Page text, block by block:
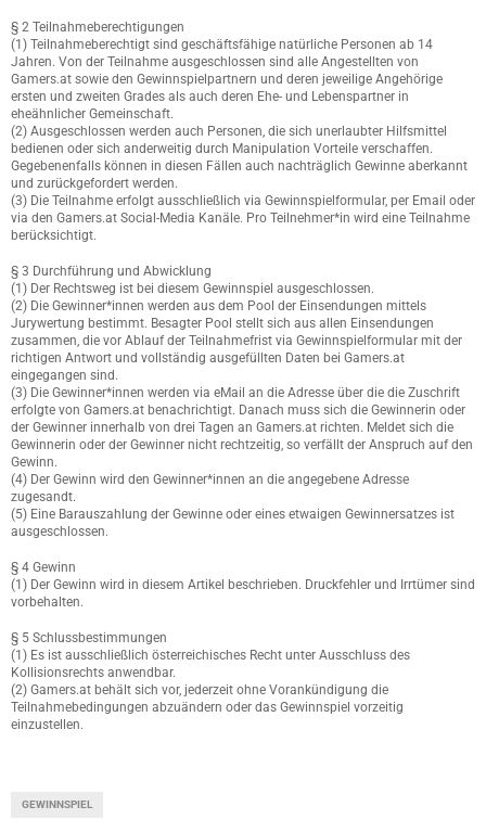
§ 2 Teilnahmeberechtigungen
(1) Teilnahmeberechtigt sind geschäftsfähige natürliche Personen ab 14
Jahren. Von der Teilnahme ausgeschlossen sind alle Angestellten von
Gamers.at sowie den Gewinnspielpartnern und deren jeweilige Angehörige
ersten und zweiten Grades als auch deren Ehe- und Lebenspartner in
eheähnlicher Gemeinschaft.
(2) Ausgeschlossen werden auch Personen, die sich unerlaubter Hilfsmittel
bedienen oder sich anderweitig durch Manipulation Vorteile verschaffen.
Gegebenenfalls können in diesen Fällen auch nachträglich Gewinne aberkannt
und zurückgefordert werden.
(3) Die Teilnahme erfolgt ausschließlich via Gewinnspielformular, per Email oder
via den Gamers.at Social-Media Kanäle. Pro Teilnehmer*in wird eine Teilnahme
berücksichtigt.
§ 3 Durchführung und Abwicklung
(1) Der Rechtsweg ist bei diesem Gewinnspiel ausgeschlossen.
(2) Die Gewinner*innen werden aus dem Pool der Einsendungen mittels
Jurywertung bestimmt. Besagter Pool stellt sich aus allen Einsendungen
zusammen, die vor Ablauf der Teilnahmefrist via Gewinnspielformular mit der
richtigen Antwort und vollständig ausgefüllten Daten bei Gamers.at
eingegangen sind.
(3) Die Gewinner*innen werden via eMail an die Adresse über die die Zuschrift
erfolgte von Gamers.at benachrichtigt. Danach muss sich die Gewinnerin oder
der Gewinner innerhalb von drei Tagen an Gamers.at richten. Meldet sich die
Gewinnerin oder der Gewinner nicht rechtzeitig, so verfällt der Anspruch auf den
Gewinn.
(4) Der Gewinn wird den Gewinner*innen an die angegebene Adresse
zugesandt.
(5) Eine Barauszahlung der Gewinne oder eines etwaigen Gewinnersatzes ist
ausgeschlossen.
§ 4 Gewinn
(1) Der Gewinn wird in diesem Artikel beschrieben. Druckfehler und Irrtümer sind
vorbehalten.
§ 5 Schlussbestimmungen
(1) Es ist ausschließlich österreichisches Recht unter Ausschluss des
Kollisionsrechts anwendbar.
(2) Gamers.at behält sich vor, jederzeit ohne Vorankündigung die
Teilnahmebedingungen abzuändern oder das Gewinnspiel vorzeitig
einzustellen.
GEWINNSPIEL